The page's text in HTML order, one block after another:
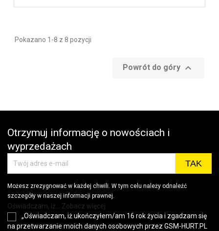
Pokazano 1-8 z 8 pozycji
Powrót do góry 
Otrzymuj informację o nowościach i
wyprzedażach
Możesz zrezygnować w każdej chwili. W tym celu należy odnaleźć
szczegóły w naszej informacji prawnej.
Oświadczam, iż... Zobacz więcej
„Oświadczam, iż ukończyłem/am 16 rok życia i zgadzam się
na przetwarzanie moich danych osobowych przez GSM-HURT.PL